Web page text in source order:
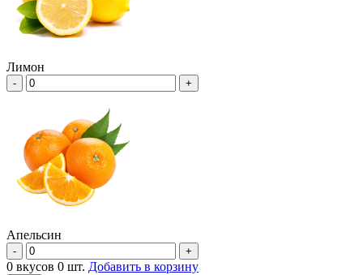
Лимон
- +
Апельсин
- +
0 вкусов 0 шт. Добавить в корзину